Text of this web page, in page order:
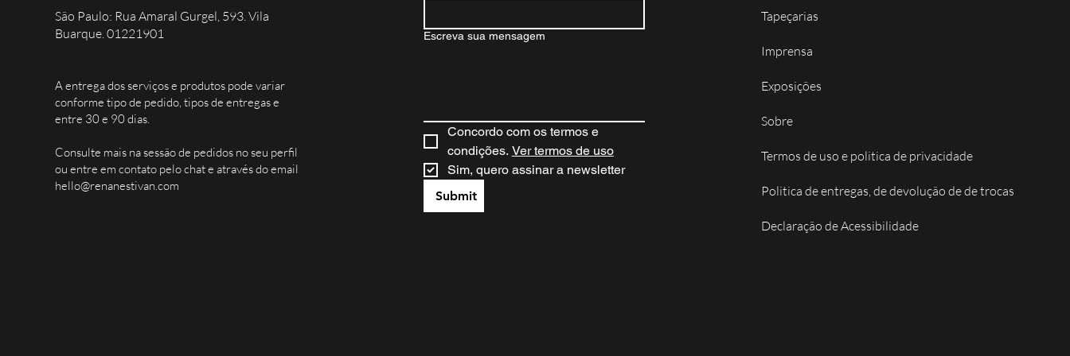
São Paulo: Rua Amaral Gurgel, 593. Vila
Buarque. 01221901
A entrega dos serviços e produtos pode variar
conforme tipo de pedido, tipos de entregas e
entre 30 e 90 dias.
Consulte mais na sessão de pedidos no seu perfil
ou entre em contato pelo chat e através do email
hello@renanestivan.com
Escreva sua mensagem
Concordo com os termos e
condições. Ver termos de uso
Sim, quero assinar a newsletter
Submit
Tapeçarias
Imprensa
Exposições
Sobre
Termos de uso e politica de privacidade
Politica de entregas, de devolução de de trocas
Declaração de Acessibilidade